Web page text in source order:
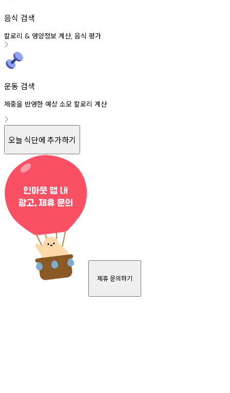
음식 검색
칼로리 & 영양정보 계산, 음식 평가
운동 검색
체중을 반영한 예상 소모 칼로리 계산
오늘 식단에 추가하기
제휴 문의하기